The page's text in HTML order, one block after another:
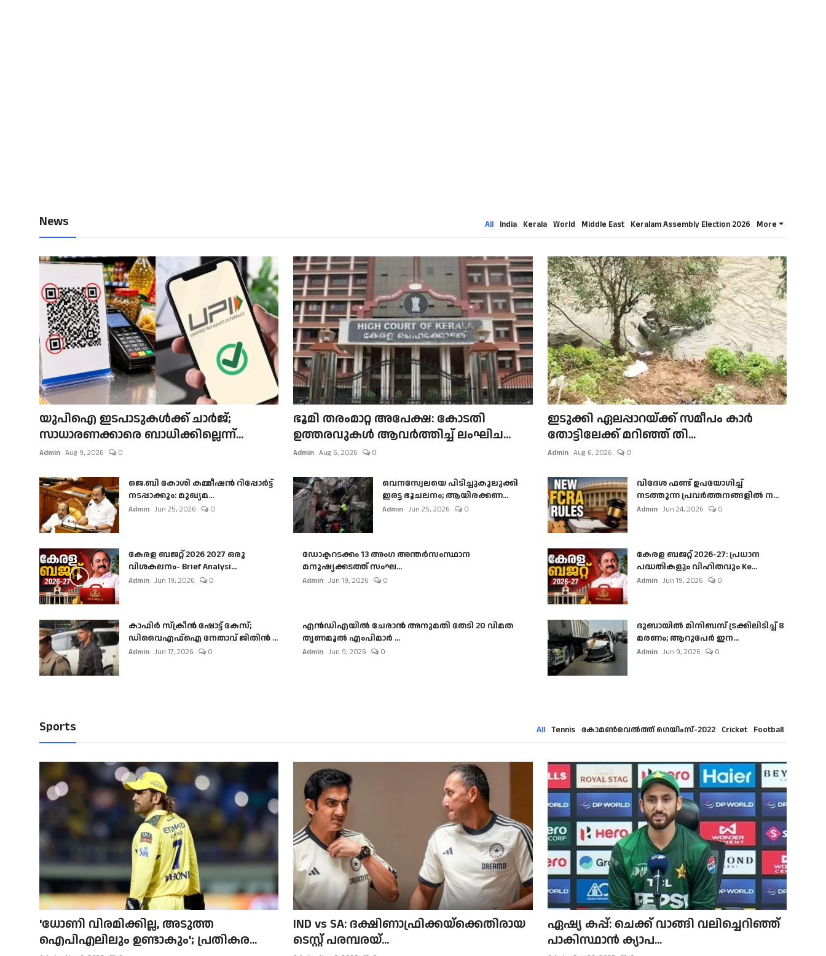
News All India Kerala World Middle East Keralam Assembly Election 2026 More
യുപിഐ ഇടപാടുകൾക്ക് ചാർജ്;
സാധാരണക്കാരെ ബാധിക്കില്ലെന്ന്...
Admin Aug 9, 2026 0
ഭൂമി തരംമാറ്റ അപേക്ഷ: കോടതി
ഉത്തരവുകൾ ആവർത്തിച്ച് ലംഘിച...
Admin Aug 6, 2026 0
ഇടുക്കി ഏലപ്പാറയ്ക്ക് സമീപം കാർ
തോട്ടിലേക്ക് മറിഞ്ഞ് തി...
Admin Aug 6, 2026 0
ജെ.ബി കോശി കമ്മീഷൻ റിപ്പോർട്ട്
നടപ്പാക്കും: മുഖ്യമ...
Admin Jun 25, 2026 0
വെനസ്വേലയെ പിടിച്ചുകുലുക്കി
ഇരട്ട ഭൂചലനം; ആയിരക്കണ...
Admin Jun 25, 2026 0
വിദേശ ഫണ്ട് ഉപയോഗിച്ച്
നടത്തുന്ന പ്രവർത്തനങ്ങളിൽ ന...
Admin Jun 24, 2026 0
കേരള ബജറ്റ് 2026 2027 ഒരു
വിശകലനം- Brief Analysi...
Admin Jun 19, 2026 0
ഡോക്ടറടക്കം 13 അംഗ അന്തർസംസ്ഥാന
മനുഷ്യക്കടത്ത് സംഘ...
Admin Jun 19, 2026 0
കേരള ബജറ്റ് 2026-27: പ്രധാന
പദ്ധതികളും വിഹിതവും Ke...
Admin Jun 19, 2026 0
കാഫിർ സ്‌ക്രീൻ ഷോട്ട് കേസ്;
ഡിവൈഎഫ്ഐ നേതാവ് ജിതിൻ ...
Admin Jun 17, 2026 0
എൻഡിഎയിൽ ചേരാൻ അനുമതി തേടി 20 വിമത
തൃണമൂൽ എംപിമാർ ...
Admin Jun 9, 2026 0
ദുബായിൽ മിനിബസ്​ ട്രക്കിലിടിച്ച് 8
മരണം; ആറുപേർ ഇന...
Admin Jun 9, 2026 0
Sports All Tennis കോമൺവെൽത്ത് ഗെയിംസ്-2022 Cricket Football
'ധോണി വിരമിക്കില്ല, അടുത്ത
ഐപിഎലിലും ഉണ്ടാകും'; പ്രതികര...
IND vs SA: ദക്ഷിണാഫ്രിക്കയ്‌ക്കെതിരായ
ടെസ്റ്റ് പരമ്പരയ്...
ഏഷ്യ കപ്പ്: ചെക്ക് വാങ്ങി വലിച്ചെറിഞ്ഞ്
പാകിസ്ഥാൻ ക്യാപ...